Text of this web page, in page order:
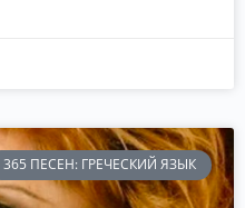
365 ПЕСЕН: ГРЕЧЕСКИЙ ЯЗЫК